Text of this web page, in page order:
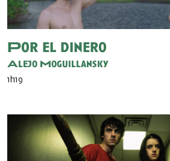
Por el dinero
Alejo Moguillansky
1h19